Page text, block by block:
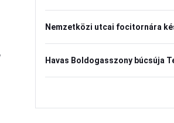
Nemzetközi utcai focitornára
Havas Boldogasszony búcsúja